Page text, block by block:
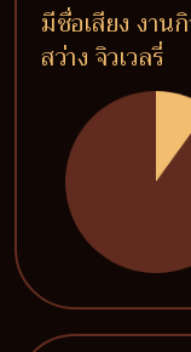
มีชื่อเสียง งาน
สว่าง จิวเวลรี่